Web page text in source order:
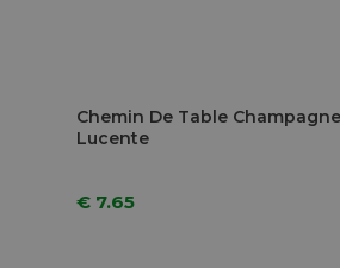
Chemin De Table
Lucente
€ 7.65